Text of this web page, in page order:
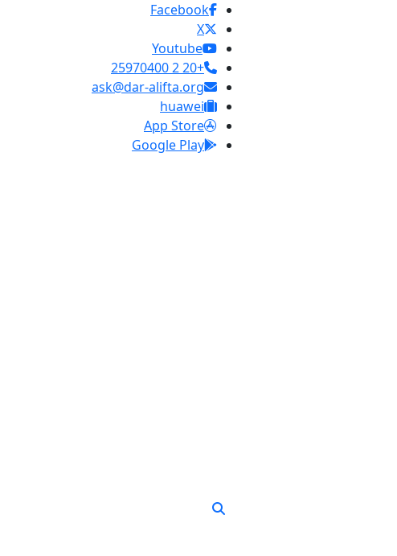
Facebook
X
Youtube
+20 2 25970400
ask@dar-alifta.org
huawei
App Store
Google Play